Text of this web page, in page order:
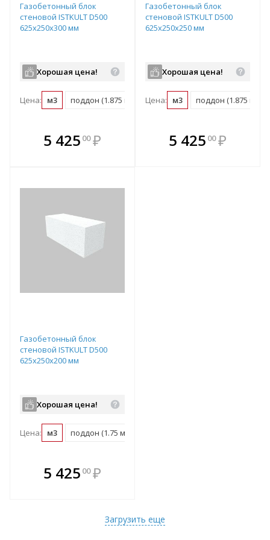
Газобетонный блок
стеновой ISTKULT D500
625х250х300 мм
Хорошая цена!
Цена: м3 поддон (1.875 м3)
5 425 00 ₽
В комплекте
всегда выгоднее!
Газобетонный блок
стеновой ISTKULT D500
625х250х250 мм
Хорошая цена!
Цена: м3 поддон (1.875 м3)
В комплекте
всегда выгоднее!
5 425 00 ₽
Газобетонный блок
стеновой ISTKULT D500
625х250х200 мм
Хорошая цена!
Цена: м3 поддон (1.75 м3)
5 425 00 ₽
Загрузить еще